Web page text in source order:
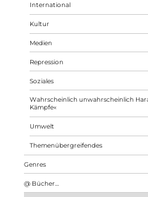
International
Kultur
Medien
Repression
Soziales
Wahrscheinlich unwahrscheinlich
Kämpfe«
Umwelt
Themenübergreifendes
Genres
@ Bücher…